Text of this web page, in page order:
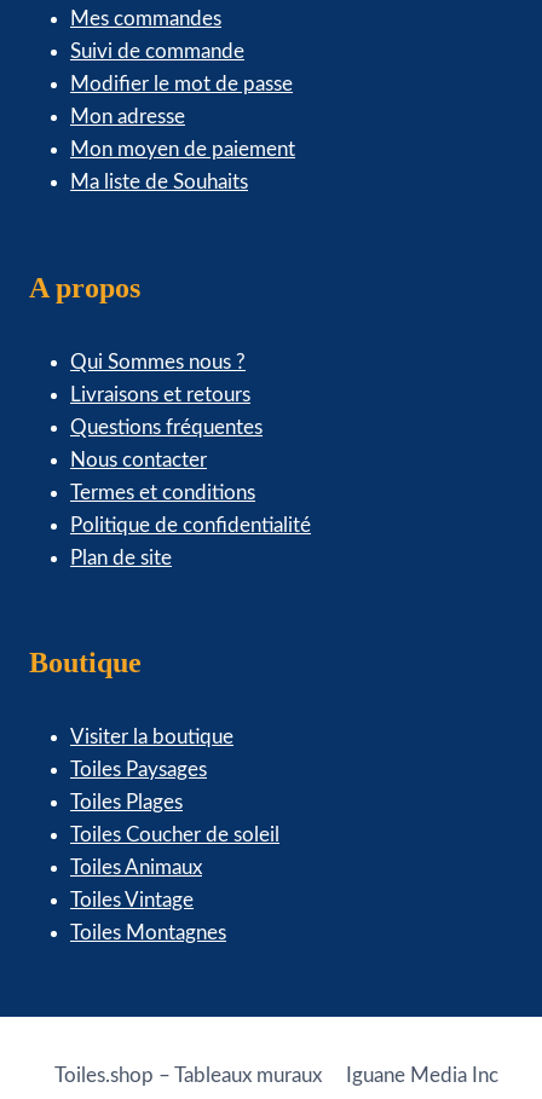
Mes commandes
Suivi de commande
Modifier le mot de passe
Mon adresse
Mon moyen de paiement
Ma liste de Souhaits
A propos
Qui Sommes nous ?
Livraisons et retours
Questions fréquentes
Nous contacter
Termes et conditions
Politique de confidentialité
Plan de site
Boutique
Visiter la boutique
Toiles Paysages
Toiles Plages
Toiles Coucher de soleil
Toiles Animaux
Toiles Vintage
Toiles Montagnes
Toiles.shop – Tableaux muraux Iguane Media Inc